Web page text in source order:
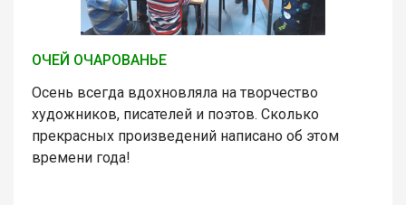
ОЧЕЙ ОЧАРОВАНЬЕ
Осень всегда вдохновляла на творчество
художников, писателей и поэтов. Сколько
прекрасных произведений написано об этом
времени года!